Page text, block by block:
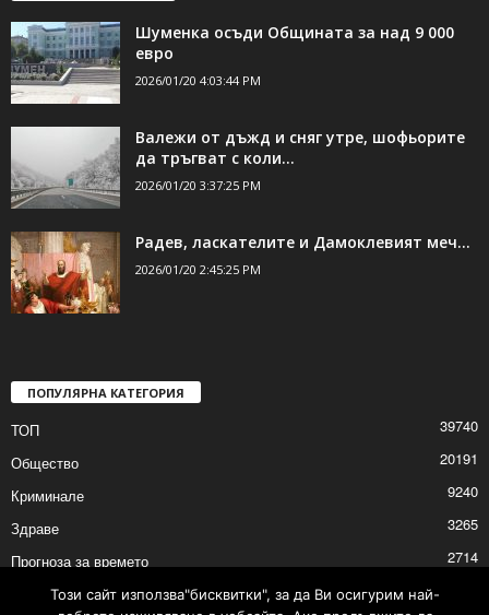
Шуменка осъди Общината за над 9 000
евро
2026/01/20 4:03:44 PM
Валежи от дъжд и сняг утре, шофьорите
да тръгват с коли...
2026/01/20 3:37:25 PM
Радев, ласкателите и Дамоклевият меч…
2026/01/20 2:45:25 PM
ПОПУЛЯРНА КАТЕГОРИЯ
ТОП
39740
Общество
20191
Криминале
9240
Здраве
3265
Прогноза за времето
2714
ПолитикаТози сайт използва"бисквитки", за да Ви осигурим най-